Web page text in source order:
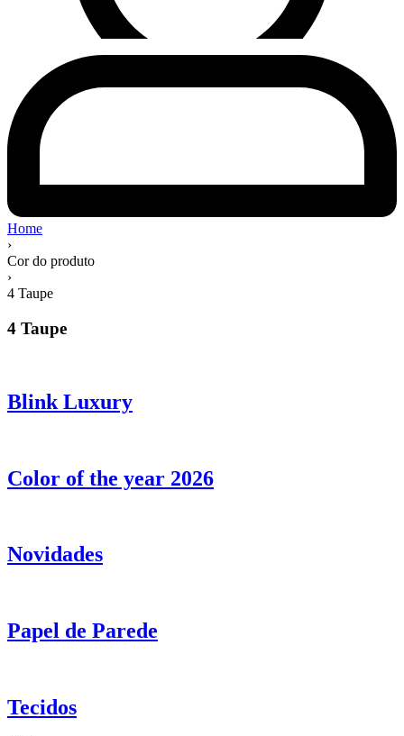
Home
›
Cor do produto
›
4 Taupe
4 Taupe
Blink Luxury
Color of the year 2026
Novidades
Papel de Parede
Tecidos